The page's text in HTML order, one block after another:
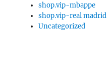
shop.vip-mbappe
shop.vip-real madrid
Uncategorized